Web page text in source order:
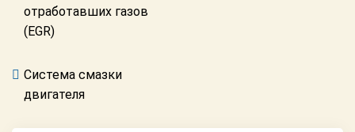
Контакты
отработавших газов
(EGR)
Система смазки
двигателя